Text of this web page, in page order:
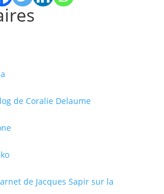
de Coralie Delaume
de Jacques Sapir sur la